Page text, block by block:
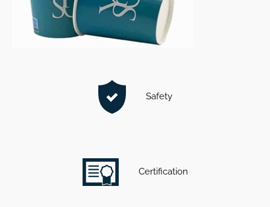
Safety
Certification